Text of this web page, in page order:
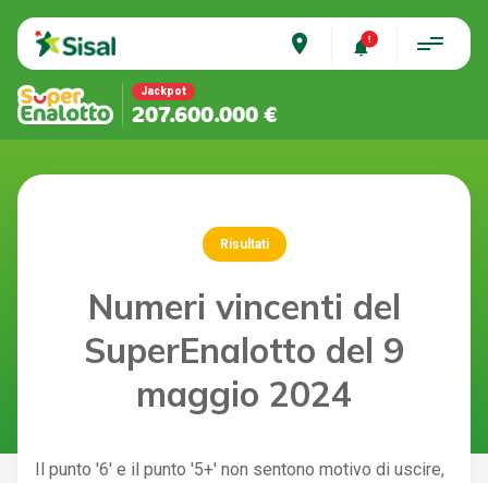
place
Jackpot
207.600.000 €
Risultati
Numeri vincenti del
SuperEnalotto del 9
maggio 2024
Il punto '6' e il punto '5+' non sentono motivo di uscire,